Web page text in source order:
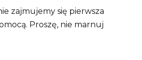
zajmujemy się pierwsza
Proszę, nie marnuj